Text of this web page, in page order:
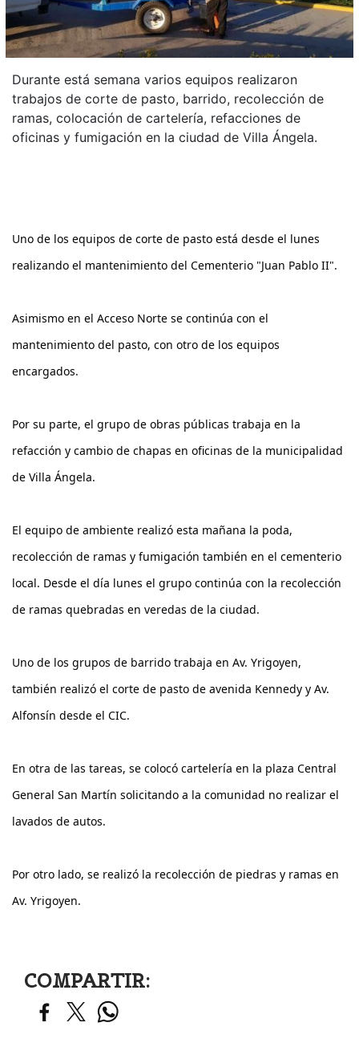
Durante está semana varios equipos realizaron
trabajos de corte de pasto, barrido, recolección de
ramas, colocación de cartelería, refacciones de
oficinas y fumigación en la ciudad de Villa Ángela.
Uno de los equipos de corte de pasto está desde el lunes
realizando el mantenimiento del Cementerio "Juan Pablo II".
Asimismo en el Acceso Norte se continúa con el
mantenimiento del pasto, con otro de los equipos
encargados.
Por su parte, el grupo de obras públicas trabaja en la
refacción y cambio de chapas en oficinas de la municipalidad
de Villa Ángela.
El equipo de ambiente realizó esta mañana la poda,
recolección de ramas y fumigación también en el cementerio
local. Desde el día lunes el grupo continúa con la recolección
de ramas quebradas en veredas de la ciudad.
Uno de los grupos de barrido trabaja en Av. Yrigoyen,
también realizó el corte de pasto de avenida Kennedy y Av.
Alfonsín desde el CIC.
En otra de las tareas, se colocó cartelería en la plaza Central
General San Martín solicitando a la comunidad no realizar el
lavados de autos.
Por otro lado, se realizó la recolección de piedras y ramas en
Av. Yrigoyen.
COMPARTIR: